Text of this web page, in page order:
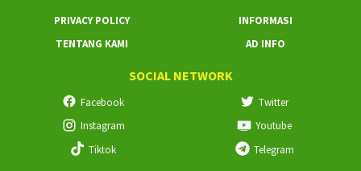
PRIVACY POLICY
INFORMASI
TENTANG KAMI
AD INFO
SOCIAL NETWORK
Facebook
Twitter
Instagram
Youtube
Tiktok
Telegram